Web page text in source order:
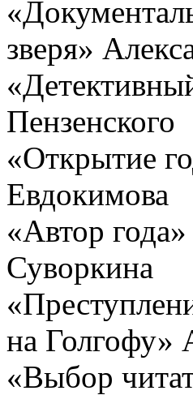
зверя»
Пензенского
«Открытие
Евдокимова
«Автор
Суворкина
на Голгофу»
«Выбор